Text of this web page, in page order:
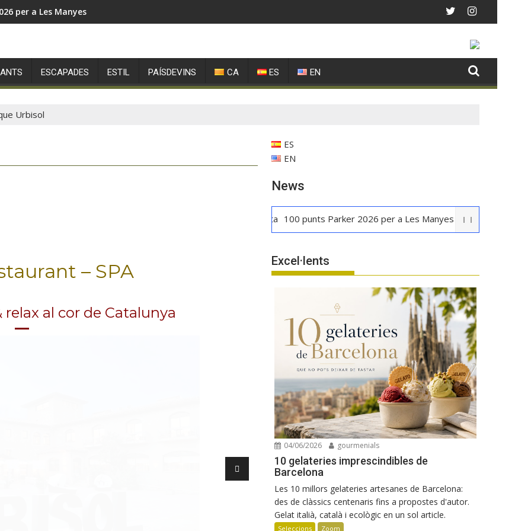
per a Les Manyes
ESCAPADES ESTIL PAÍSDEVINS CA ES EN
Urbisol
– SPA
al cor de Catalunya
ES
EN
News
100 punts Parker 2026 per a Les Manyes Casa METT Sitges
Excel·lents
04/06/2026 gourmenials
10 gelateries imprescindibles de
Barcelona
Les 10 millors gelateries artesanes de Barcelona:
des de clàssics centenaris fins a propostes d'autor.
Gelat italià, català i ecològic en un sol article.
Seleccions Zoom